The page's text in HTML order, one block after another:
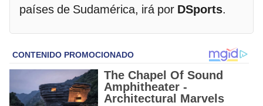
países de Sudamérica, irá por DSports.